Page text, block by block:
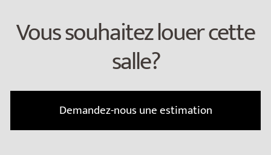
Vous souhaitez louer cette
salle?
Demandez-nous une estimation